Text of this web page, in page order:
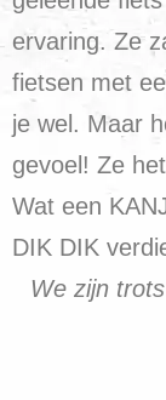
ervaring. Ze
fietsen met
je wel. Maar
gevoel! Ze
Wat een
DIK DIK
We zijn